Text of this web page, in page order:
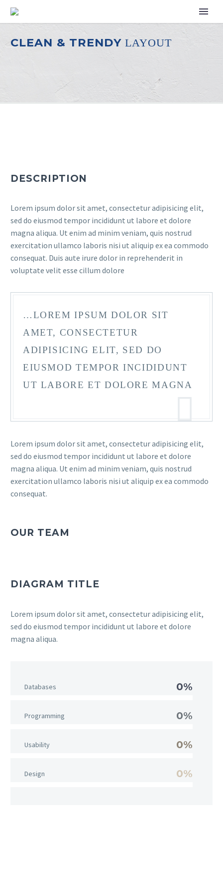
CLEAN & TRENDY LAYOUT
DESCRIPTION
Lorem ipsum dolor sit amet, consectetur adipisicing elit,
sed do eiusmod tempor incididunt ut labore et dolore
magna aliqua. Ut enim ad minim veniam, quis nostrud
exercitation ullamco laboris nisi ut aliquip ex ea commodo
consequat. Duis aute irure dolor in reprehenderit in
voluptate velit esse cillum dolore
…LOREM IPSUM DOLOR SIT
AMET, CONSECTETUR
ADIPISICING ELIT, SED DO
EIUSMOD TEMPOR INCIDIDUNT
UT LABORE ET DOLORE MAGNA
Lorem ipsum dolor sit amet, consectetur adipisicing elit,
sed do eiusmod tempor incididunt ut labore et dolore
magna aliqua. Ut enim ad minim veniam, quis nostrud
exercitation ullamco laboris nisi ut aliquip ex ea commodo
consequat.
OUR TEAM
DIAGRAM TITLE
Lorem ipsum dolor sit amet, consectetur adipisicing elit,
sed do eiusmod tempor incididunt ut labore et dolore
magna aliqua.
Databases 0%
Programming 0%
Usability 0%
Design 0%